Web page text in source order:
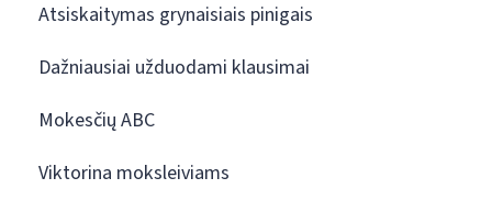
Atsiskaitymas grynaisiais pinigais
Dažniausiai užduodami klausimai
Mokesčių ABC
Viktorina moksleiviams